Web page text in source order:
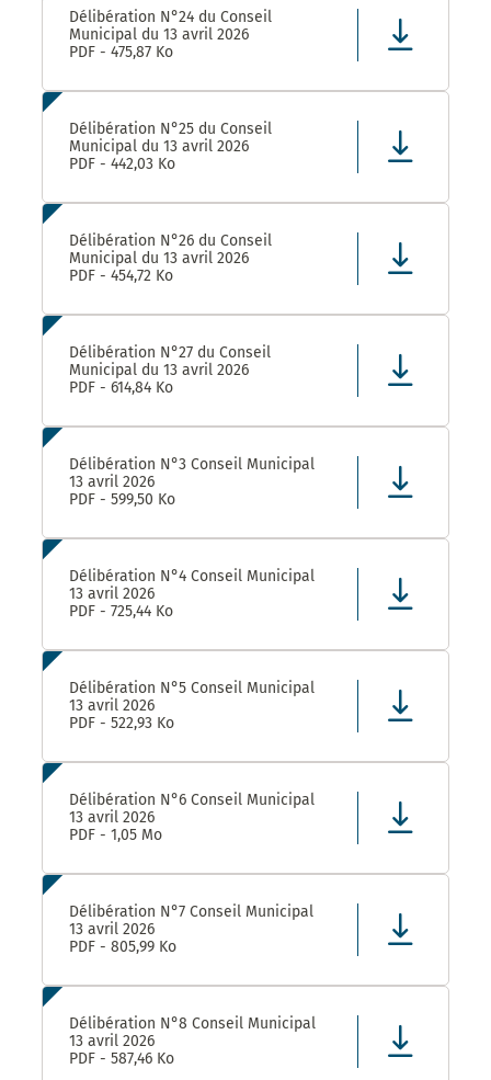
Délibération N°24 du Conseil
Municipal du 13 avril 2026
PDF - 475,87 Ko
Délibération N°25 du Conseil
Municipal du 13 avril 2026
PDF - 442,03 Ko
Délibération N°26 du Conseil
Municipal du 13 avril 2026
PDF - 454,72 Ko
Délibération N°27 du Conseil
Municipal du 13 avril 2026
PDF - 614,84 Ko
Délibération N°3 Conseil Municipal
13 avril 2026
PDF - 599,50 Ko
Délibération N°4 Conseil Municipal
13 avril 2026
PDF - 725,44 Ko
Délibération N°5 Conseil Municipal
13 avril 2026
PDF - 522,93 Ko
Délibération N°6 Conseil Municipal
13 avril 2026
PDF - 1,05 Mo
Délibération N°7 Conseil Municipal
13 avril 2026
PDF - 805,99 Ko
Délibération N°8 Conseil Municipal
13 avril 2026
PDF - 587,46 Ko